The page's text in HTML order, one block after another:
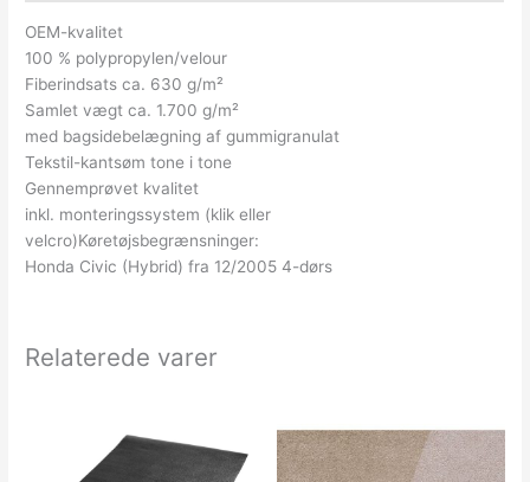
OEM-kvalitet
100 % polypropylen/velour
Fiberindsats ca. 630 g/m²
Samlet vægt ca. 1.700 g/m²
med bagsidebelægning af gummigranulat
Tekstil-kantsøm tone i tone
Gennemprøvet kvalitet
inkl. monteringssystem (klik eller
velcro)Køretøjsbegrænsninger:
Honda Civic (Hybrid) fra 12/2005 4-dørs
Relaterede varer